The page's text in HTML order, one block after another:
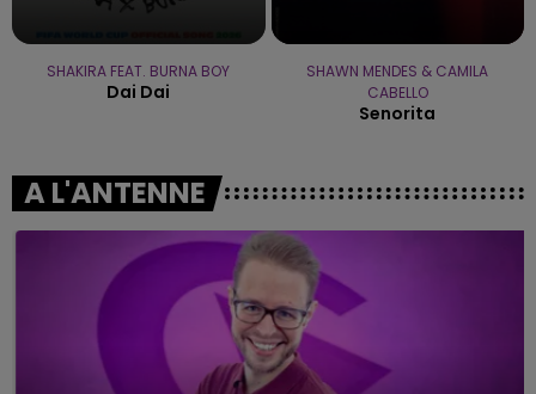
SHAKIRA FEAT. BURNA BOY
Dai Dai
SHAWN MENDES & CAMILA
CABELLO
Senorita
A L'ANTENNE